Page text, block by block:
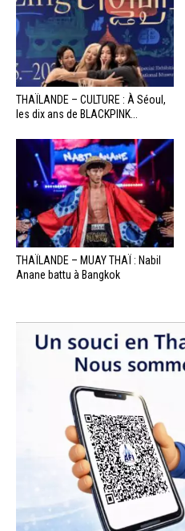
THAÏLANDE – CULTURE : À Séoul,
les dix ans de BLACKPINK...
THAÏLANDE – MUAY THAÏ : Nabil
Anane battu à Bangkok